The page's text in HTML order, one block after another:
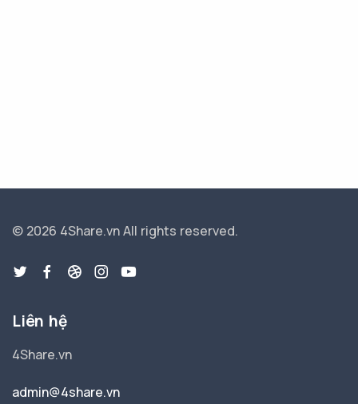
© 2026 4Share.vnAll rights reserved.
Liên hệ
4Share.vn
admin@4share.vn